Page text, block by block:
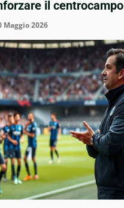
il centrocampo
Maggio 2026